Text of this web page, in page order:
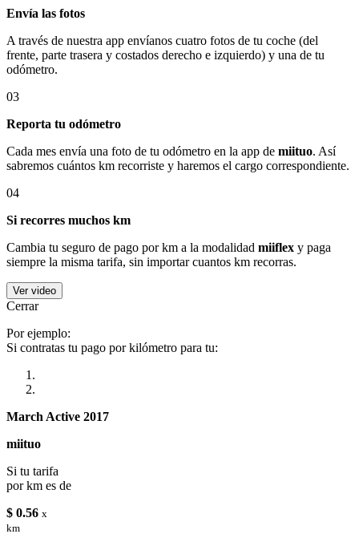
Envía las fotos
A través de nuestra app envíanos cuatro fotos de tu coche (del
frente, parte trasera y costados derecho e izquierdo) y una de tu
odómetro.
03
Reporta tu odómetro
Cada mes envía una foto de tu odómetro en la app de miituo. Así
sabremos cuántos km recorriste y haremos el cargo correspondiente.
04
Si recorres muchos km
Cambia tu seguro de pago por km a la modalidad miiflex y paga
siempre la misma tarifa, sin importar cuantos km recorras.
Ver video
Cerrar
Por ejemplo:
Si contratas tu pago por kilómetro para tu:
March Active 2017
miituo
Si tu tarifa
por km es de
$ 0.56 x
km